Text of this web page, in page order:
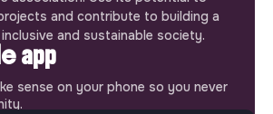
and contribute to building a
and sustainable society.
app
sense on your phone so you never